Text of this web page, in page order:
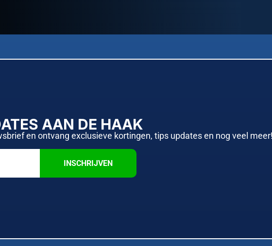
AAN DE HAAK
en ontvang exclusieve kortingen, tips updates en nog veel
INSCHRIJVEN